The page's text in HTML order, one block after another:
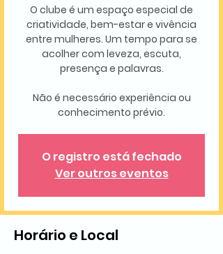
O clube é um espaço especial de
criatividade, bem-estar e vivência
entre mulheres. Um tempo para se
acolher com leveza, escuta,
presença e palavras.
Não é necessário experiência ou
conhecimento prévio.
O registro está fechado
Ver outros eventos
Horário e Local